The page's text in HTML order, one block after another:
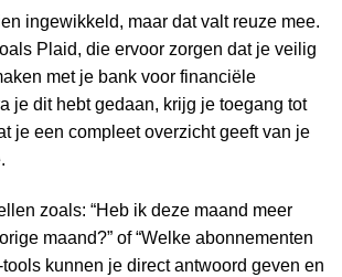
ingewikkeld, maar dat valt reuze mee.
Plaid, die ervoor zorgen dat je veilig
met je bank voor financiële
je dit hebt gedaan, krijg je toegang tot
je een compleet overzicht geeft van je
zoals: “Heb ik deze maand meer
maand?” of “Welke abonnementen
tools kunnen je direct antwoord geven en